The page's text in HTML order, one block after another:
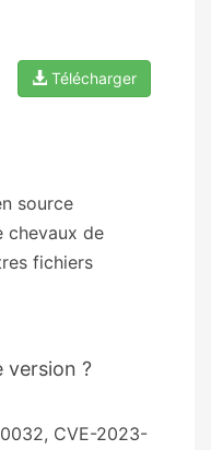
Télécharger
source
chevaux de
fichiers
version ?
CVE-2023-